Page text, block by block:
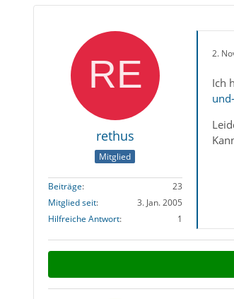
rethus
Mitglied
Beiträge
23
Mitglied seit
3. Jan. 2005
Hilfreiche Antwort
1
2.
Ich